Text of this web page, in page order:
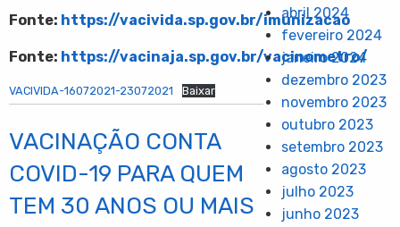
Fonte: https://vacivida.sp.gov.br/imunizacao
Fonte: https://vacinaja.sp.gov.br/vacinometro/
VACIVIDA-16072021-23072021 Baixar
VACINAÇÃO CONTA
COVID-19 PARA QUEM
TEM 30 ANOS OU MAIS
abril 2024
fevereiro 2024
janeiro 2024
dezembro 2023
novembro 2023
outubro 2023
setembro 2023
agosto 2023
julho 2023
junho 2023